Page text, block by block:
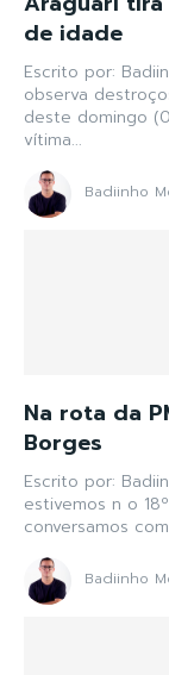
de idade
Escrito por:
observa
deste domingo
vítima...
Badiinho
Na rota da
Borges
Escrito por:
estivemos n o
conversamos
Badiinho